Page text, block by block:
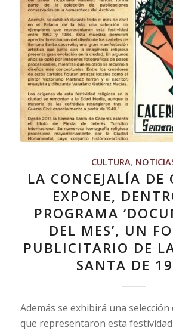
CULTURA,
LA CONCEJALÍA DE
EXPONE,
PROGRAMA
DEL MES’, UN
PUBLICITARIO DE
SANTA DE
Además se exhibirá una
que representaron esta